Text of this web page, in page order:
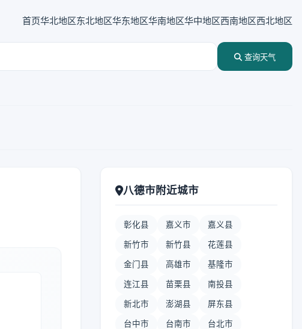
首页华北地区东北地区华东地区华南地区华中地区西南地区西北地区
查询天气
八德市附近城市
彰化县 嘉义市 嘉义县
新竹市 新竹县 花莲县
金门县 高雄市 基隆市
连江县 苗栗县 南投县
新北市 澎湖县 屏东县
台中市 台南市 台北市